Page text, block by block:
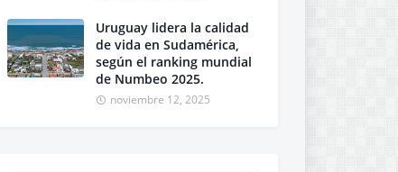
Uruguay lidera la calidad
de vida en Sudamérica,
según el ranking mundial
de Numbeo 2025.
noviembre 12, 2025